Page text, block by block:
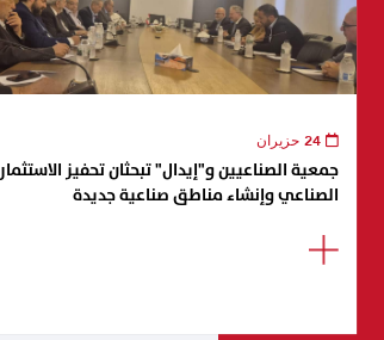
جمعية الصناعيين و"إيدال" تبحثان تحفيز الاستثمار
الصناعي وإنشاء مناطق صناعية جديدة